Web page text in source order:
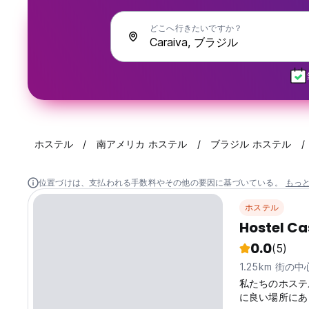
どこへ行きたいですか？
ホステル 南アメリカ ホステル ブラジル ホステル
位置づけは、支払われる手数料やその他の要因に基づいている。 もっ
ホステル
Hostel
0.0(5)
1.25km 街の中
私たちのホス
に良い場所に